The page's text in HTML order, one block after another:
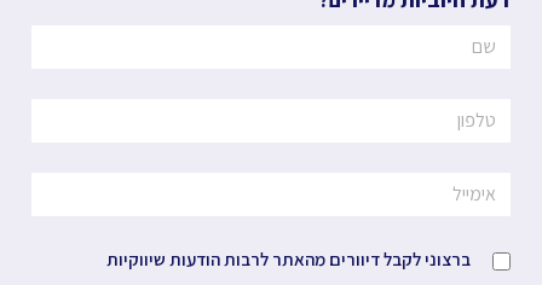
ברצוני לקבל דיוורים מהאתר לרבות הודעות שיווקיות